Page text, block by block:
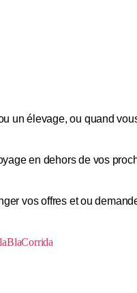
un élevage, ou quand
en dehors de vos
vos offres et ou